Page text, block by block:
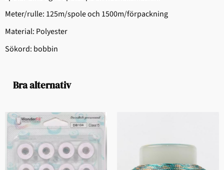
Meter/rulle: 125m/spole och 1500m/förpackning
Material: Polyester
Sökord: bobbin
Bra alternativ